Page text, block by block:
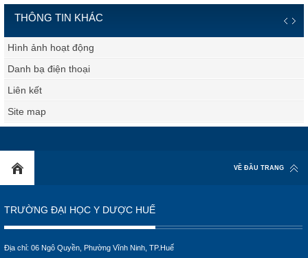
THÔNG TIN KHÁC
Hình ảnh hoạt động
Danh bạ điện thoại
Liên kết
Site map
VỀ ĐẦU TRANG
TRƯỜNG ĐẠI HỌC Y DƯỢC HUẾ
Địa chỉ: 06 Ngô Quyền, Phường Vĩnh Ninh, TP.Huế